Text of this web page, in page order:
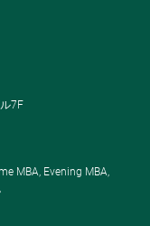
7F
MBA, Evening MBA,